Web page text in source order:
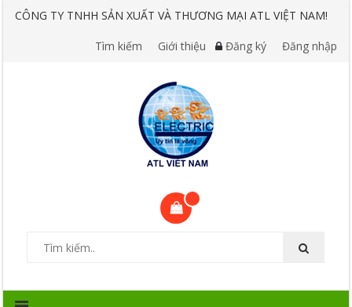
CÔNG TY TNHH SẢN XUẤT VÀ THƯƠNG MẠI ATL VIỆT NAM!
Tìm kiếm Giới thiệu Đăng ký Đăng nhập